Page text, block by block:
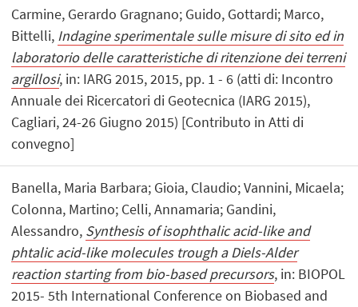
Carmine, Gerardo Gragnano; Guido, Gottardi; Marco,
Bittelli, Indagine sperimentale sulle misure di sito ed in
laboratorio delle caratteristiche di ritenzione dei terreni
argillosi, in: IARG 2015, 2015, pp. 1 - 6 (atti di: Incontro
Annuale dei Ricercatori di Geotecnica (IARG 2015),
Cagliari, 24-26 Giugno 2015) [Contributo in Atti di
convegno]
Banella, Maria Barbara; Gioia, Claudio; Vannini, Micaela;
Colonna, Martino; Celli, Annamaria; Gandini,
Alessandro, Synthesis of isophthalic acid-like and
phtalic acid-like molecules trough a Diels-Alder
reaction starting from bio-based precursors, in: BIOPOL
2015- 5th International Conference on Biobased and